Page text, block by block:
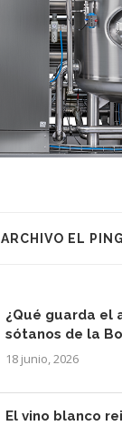
ARCHIVO EL
¿Qué guarda el
sótanos de la
18 junio, 2026
El vino blanco